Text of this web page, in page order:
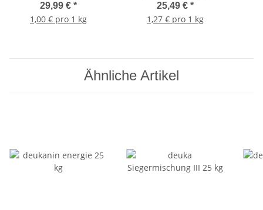
29,99 € *
1,00 € pro 1 kg
25,49 € *
1,27 € pro 1 kg
Ähnliche Artikel